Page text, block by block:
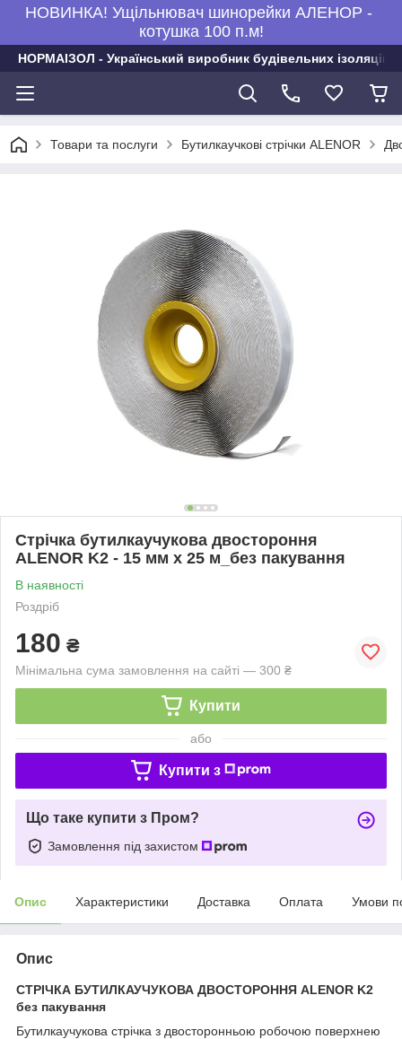
НОВИНКА! Ущільнювач шинорейки АЛЕНОР -
котушка 100 п.м!
НОРМАІЗОЛ - Український виробник будівельних
Товари та послуги Бутилкаучкові стрічки ALENOR
Стрічка бутилкаучукова двостороння
ALENOR K2 - 15 мм х 25 м_без пакування
В наявності
Роздріб
180 ₴
Мінімальна сума замовлення на сайті — 300 ₴
Купити
або
Купити з
Що таке купити з Пром?
Замовлення під захистом
Опис Характеристики Доставка Оплата Умови
Опис
СТРІЧКА БУТИЛКАУЧУКОВА ДВОСТОРОННЯ ALENOR K2
без пакування
Бутилкаучукова стрічка з двосторонньою робочою поверхнею